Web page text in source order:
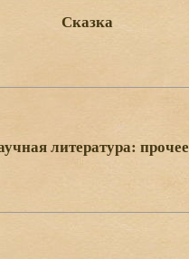
Сказка
литература: прочее